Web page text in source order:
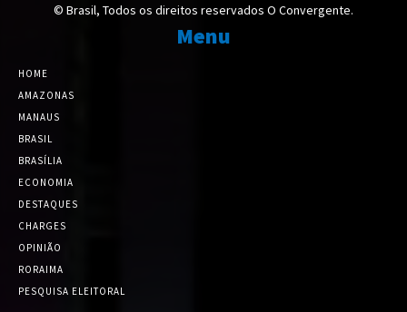
© Brasil, Todos os direitos reservados O Convergente.
Menu
HOME
AMAZONAS
MANAUS
BRASIL
BRASÍLIA
ECONOMIA
DESTAQUES
CHARGES
OPINIÃO
RORAIMA
PESQUISA ELEITORAL